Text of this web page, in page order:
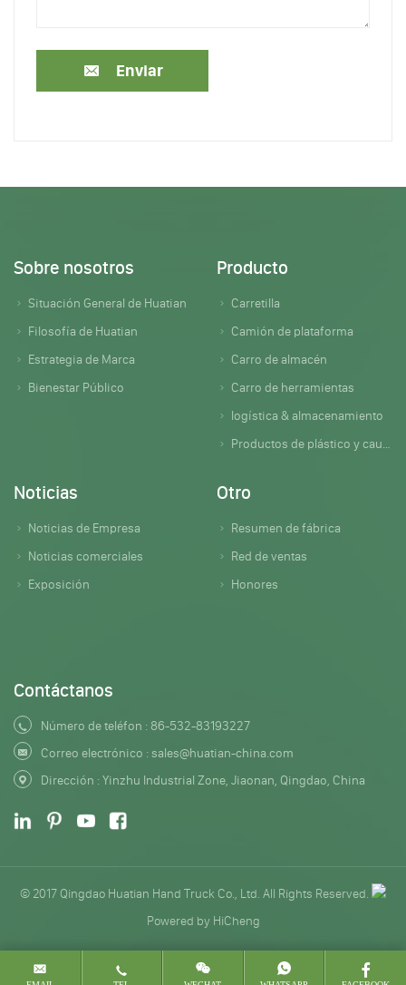
Enviar
Sobre nosotros
Situación General de Huatian
Filosofía de Huatian
Estrategia de Marca
Bienestar Público
Producto
Carretilla
Camión de plataforma
Carro de almacén
Carro de herramientas
logística & almacenamiento
Productos de plástico y caucho
Noticias
Noticias de Empresa
Noticias comerciales
Exposición
Otro
Resumen de fábrica
Red de ventas
Honores
Contáctanos
Número de teléfon : 86-532-83193227
Correo electrónico :sales@huatian-china.com
Dirección : Yinzhu Industrial Zone, Jiaonan, Qingdao, China
© 2017 Qingdao Huatian Hand Truck Co., Ltd. All Rights Reserved.
Powered by HiCheng